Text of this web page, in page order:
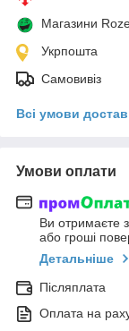
Магазини
Укрпошта
Самовивіз
Всі умови
Умови оплати
Ви отримаєте
або гроші
Детальніше
Післяплата
Оплата на